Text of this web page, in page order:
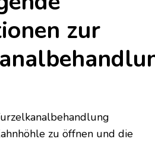
zur
zu öffnen und die